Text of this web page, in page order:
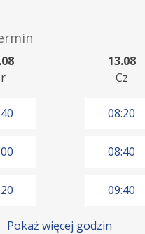
13.08
Cz
08:20
08:40
09:40
Pokaż więcej godzin